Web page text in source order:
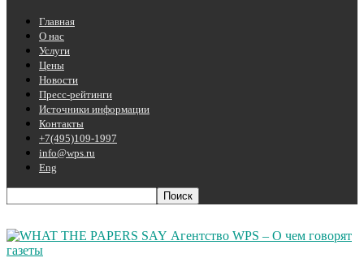
Главная
О нас
Услуги
Цены
Новости
Пресс-рейтинги
Источники информации
Контакты
+7(495)109-1997
info@wps.ru
Eng
Агентство WPS – О чем говорят
газеты